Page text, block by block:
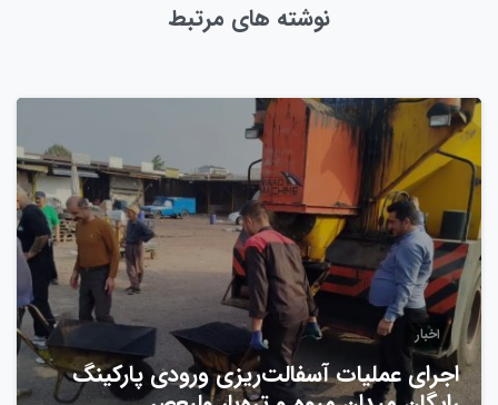
نوشته های مرتبط
اخبار
اجرای عملیات آسفالت‌ریزی ورودی پارکینگ